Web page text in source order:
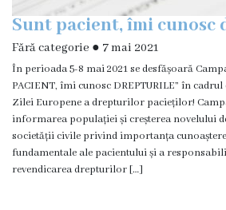
Sunt pacient, îmi
Fără categorie ● 7 mai 2021
În perioada 5-8 mai 2021 se desfășoară
PACIENT, îmi cunosc DREPTURILE” în
Zilei Europene a drepturilor pacieților!
informarea populației și creșterea novelului
societății civile privind importanța
fundamentale ale pacientului și a
revendicarea drepturilor […]